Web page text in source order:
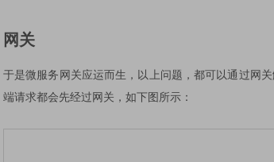
网关
于是微服务网关应运而生，以上问题，都可以通过网
端请求都会先经过网关，如下图所示：